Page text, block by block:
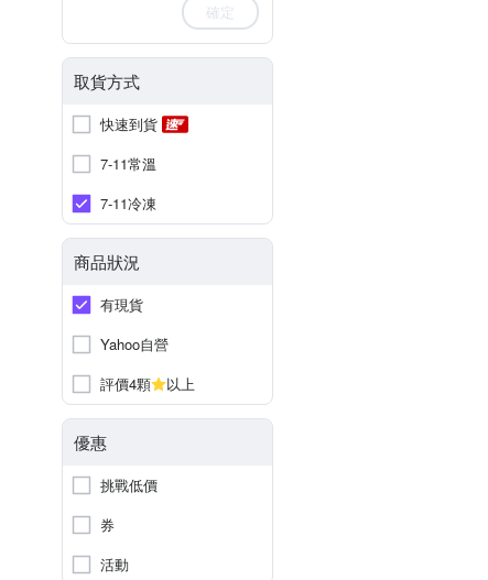
確定
取貨方式
快速到貨
7-11常溫
7-11冷凍
商品狀況
有現貨
Yahoo自營
評價4顆
以上
優惠
挑戰低價
券
活動